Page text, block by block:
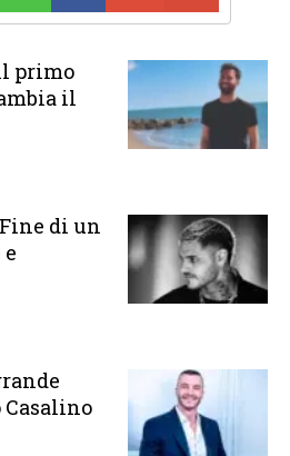
primo
il
di un
Casalino